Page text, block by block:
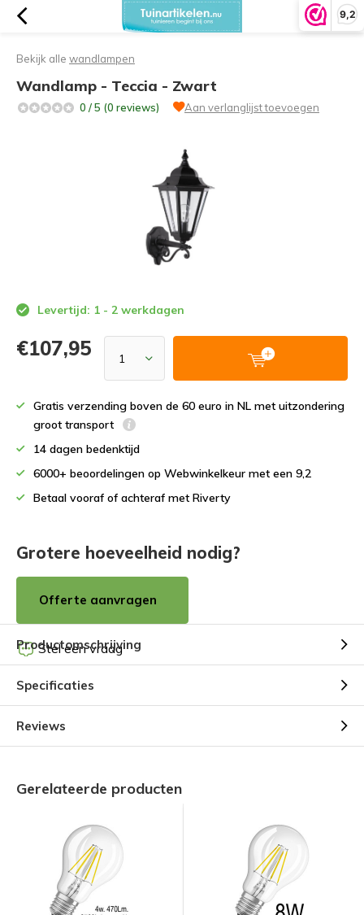
9,2
Bekijk alle wandlampen
Wandlamp - Teccia - Zwart
0 / 5 (0 reviews) Aan verlanglijst toevoegen
Levertijd: 1 - 2 werkdagen
€107,95
Gratis verzending boven de 60 euro in NL met uitzondering
groot transport
14 dagen bedenktijd
6000+ beoordelingen op Webwinkelkeur met een 9,2
Betaal vooraf of achteraf met Riverty
Grotere hoeveelheid nodig?
Offerte aanvragen
Stel een vraag
Productomschrijving
Specificaties
Reviews
Gerelateerde producten